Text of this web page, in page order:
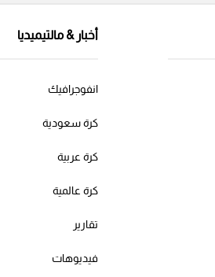
أخبار & مالتيميديا
انفوجرافيك
كرة سعودية
كرة عربية
كرة عالمية
تقارير
فيديوهات